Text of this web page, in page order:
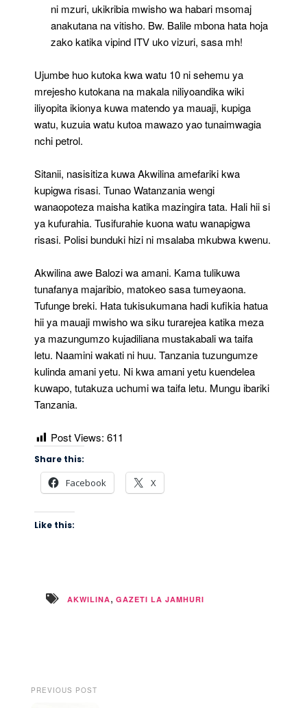
ni mzuri, ukikribia mwisho wa habari msomaj
anakutana na vitisho. Bw. Balile mbona hata hoja
zako katika vipind ITV uko vizuri, sasa mh!
Ujumbe huo kutoka kwa watu 10 ni sehemu ya
mrejesho kutokana na makala niliyoandika wiki
iliyopita ikionya kuwa matendo ya mauaji, kupiga
watu, kuzuia watu kutoa mawazo yao tunaimwagia
nchi petrol.
Sitanii, nasisitiza kuwa Akwilina amefariki kwa
kupigwa risasi. Tunao Watanzania wengi
wanaopoteza maisha katika mazingira tata. Hali hii si
ya kufurahia. Tusifurahie kuona watu wanapigwa
risasi. Polisi bunduki hizi ni msalaba mkubwa kwenu.
Akwilina awe Balozi wa amani. Kama tulikuwa
tunafanya majaribio, matokeo sasa tumeyaona.
Tufunge breki. Hata tukisukumana hadi kufikia hatua
hii ya mauaji mwisho wa siku turarejea katika meza
ya mazungumzo kujadiliana mustakabali wa taifa
letu. Naamini wakati ni huu. Tanzania tuzungumze
kulinda amani yetu. Ni kwa amani yetu kuendelea
kuwapo, tutakuza uchumi wa taifa letu. Mungu ibariki
Tanzania.
Post Views: 611
Share this:
Facebook X
Like this:
AKWILINA,GAZETI LA JAMHURI
PREVIOUS POST